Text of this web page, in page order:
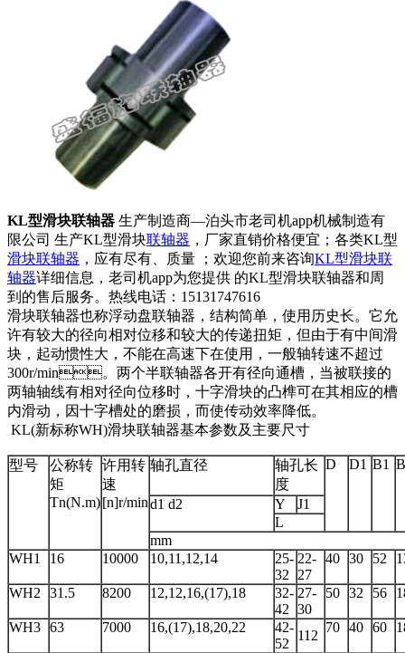
KL型滑块联轴器 生产制造商—泊头市老司机app机械制造有
限公司 生产KL型滑块联轴器 ，厂家直销价格便宜；各类KL型
滑块联轴器 ，应有尽有、质量 ；欢迎您前来咨询KL型滑块联
轴器详细信息，老司机app为您提供 的KL型滑块联轴器和周
到的售后服务。热线电话：15131747616
滑块联轴器也称浮动盘联轴器，结构简单，使用历史长。它允
许有较大的径向相对位移和较大的传递扭矩，但由于有中间滑
块，起动惯性大，不能在高速下在使用，一般轴转速不超过
300r/min。两个半联轴器各开有径向通槽，当被联接的
两轴轴线有相对径向位移时，十字滑块的凸榫可在其相应的槽
内滑动，因十字槽处的磨损，而使传动效率降低。
KL(新标称WH)滑块联轴器基本参数及主要尺寸
型号
公称转
矩
Tn(N.m)
许用转
速
[n]r/min
轴孔直径
轴孔长
度
D D1 B1
d1 d2 Y
J1
L
mm
WH1
16 10000 10,11,12,14
25-
32
22-
27
40 30 52
WH2 31.5 8200 12,12,16,(17),18
32-
42
27-
30
50 32 56
WH3 63 7000 16,(17),18,20,22
42-
52
112
70 40 60